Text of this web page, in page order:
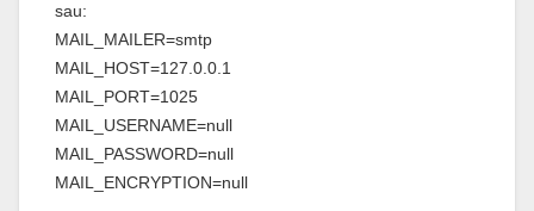
sau:
MAIL_MAILER=smtp
MAIL_HOST=127.0.0.1
MAIL_PORT=1025
MAIL_USERNAME=null
MAIL_PASSWORD=null
MAIL_ENCRYPTION=null